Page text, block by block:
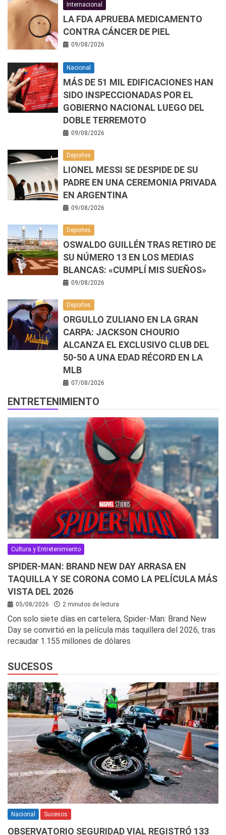
Internacional
LA FDA APRUEBA MEDICAMENTO
CONTRA CÁNCER DE PIEL
09/08/2026
Nacional
MÁS DE 51 MIL EDIFICACIONES HAN
SIDO INSPECCIONADAS POR EL
GOBIERNO NACIONAL LUEGO DEL
DOBLE TERREMOTO
09/08/2026
Deportes
LIONEL MESSI SE DESPIDE DE SU
PADRE EN UNA CEREMONIA PRIVADA
EN ARGENTINA
09/08/2026
Deportes
OSWALDO GUILLÉN TRAS RETIRO DE
SU NÚMERO 13 EN LOS MEDIAS
BLANCAS: «CUMPLÍ MIS SUEÑOS»
09/08/2026
Deportes
ORGULLO ZULIANO EN LA GRAN
CARPA: JACKSON CHOURIO
ALCANZA EL EXCLUSIVO CLUB DEL
50-50 A UNA EDAD RÉCORD EN LA
MLB
07/08/2026
ENTRETENIMIENTO
Cultura y Entretenimiento
SPIDER-MAN: BRAND NEW DAY ARRASA EN
TAQUILLA Y SE CORONA COMO LA PELÍCULA MÁS
VISTA DEL 2026
05/08/2026 2 minutos de lectura
Con solo siete días en cartelera, Spider-Man: Brand New
Day se convirtió en la película más taquillera del 2026, tras
recaudar 1.155 millones de dólares
SUCESOS
Nacional Sucesos
OBSERVATORIO SEGURIDAD VIAL REGISTRÓ 133